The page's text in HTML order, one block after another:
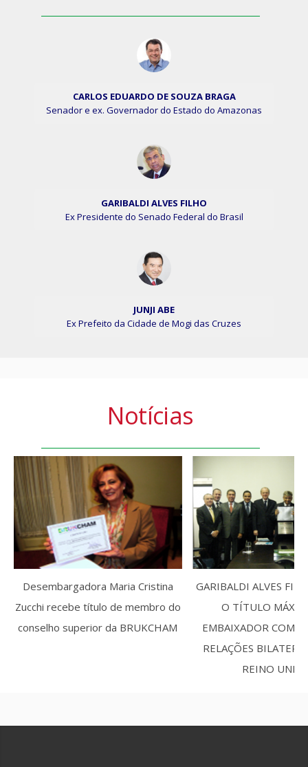
CARLOS EDUARDO DE SOUZA BRAGA
Senador e ex. Governador do Estado do Amazonas
GARIBALDI ALVES FILHO
Ex Presidente do Senado Federal do Brasil
JUNJI ABE
Ex Prefeito da Cidade de Mogi das Cruzes
Notícias
Desembargadora Maria Cristina
Zucchi recebe título de membro do
conselho superior da BRUKCHAM
GARIBALDI ALVES
O TÍTULO
EMBAIXADOR
RELAÇÕES
REINO